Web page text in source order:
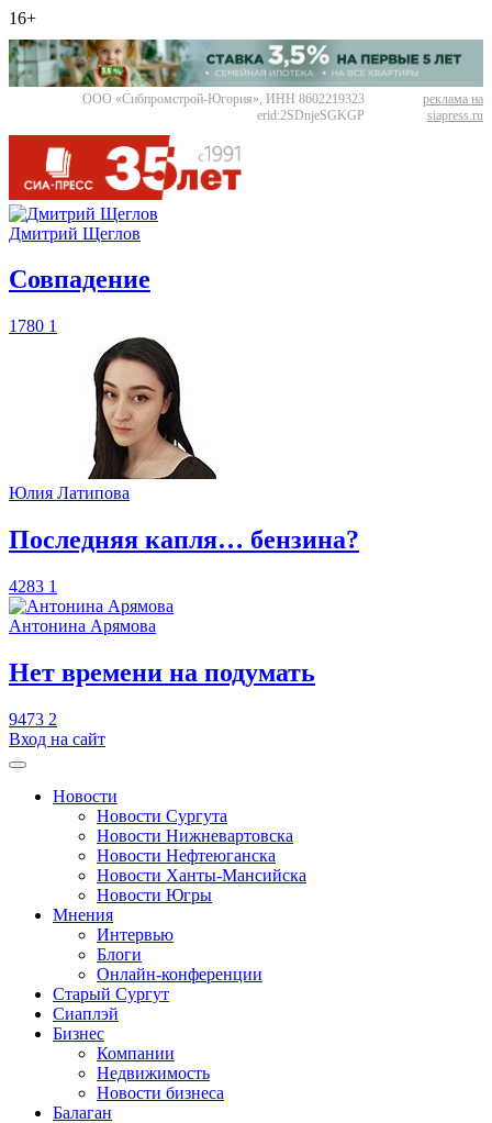
16+
ООО «Сибпромстрой-Югория», ИНН 8602219323
erid:2SDnjeSGKGP
реклама на
siapress.ru
Дмитрий Щеглов
​Совпадение
1780 1
Юлия Латипова
​Последняя капля… бензина?
4283 1
Антонина Арямова
​Нет времени на подумать
9473 2
Вход на сайт
Новости
Новости Сургута
Новости Нижневартовска
Новости Нефтеюганска
Новости Ханты-Мансийска
Новости Югры
Мнения
Интервью
Блоги
Онлайн-конференции
Старый Сургут
Сиаплэй
Бизнес
Компании
Недвижимость
Новости бизнеса
Балаган